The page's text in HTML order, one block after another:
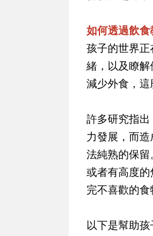
如何透過飲食
孩子的世界
緒，以及瞭
減少外食，這
許多研究指
力發展，而
法純熟的保
或者有高度
完不喜歡的食
以下是幫助